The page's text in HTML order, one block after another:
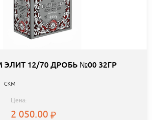
12/70 ДРОБЬ №00 32ГР
СКМ
Цена:
2 050.00